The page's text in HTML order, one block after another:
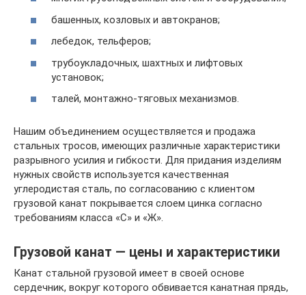
башенных, козловых и автокранов;
лебедок, тельферов;
трубоукладочных, шахтных и лифтовых
установок;
талей, монтажно-тяговых механизмов.
Нашим объединением осуществляется и продажа
стальных тросов, имеющих различные характеристики
разрывного усилия и гибкости. Для придания изделиям
нужных свойств используется качественная
углеродистая сталь, по согласованию с клиентом
грузовой канат покрывается слоем цинка согласно
требованиям класса «С» и «Ж».
Грузовой канат — цены и характеристики
Канат стальной грузовой имеет в своей основе
сердечник, вокруг которого обвивается канатная прядь,